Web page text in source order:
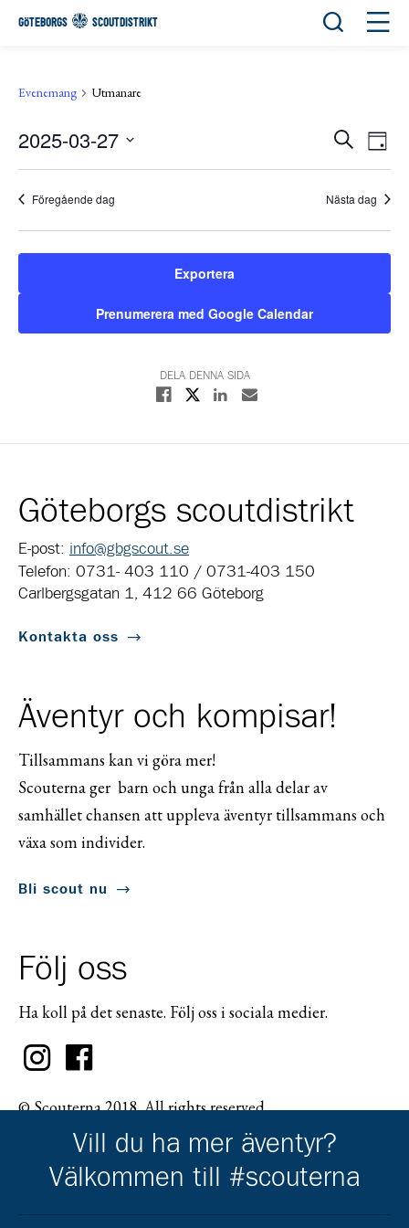
GÖTEBORGS SCOUTDISTRIKT Öppna
Evenemang Utmanare
Search
and
Views
Sök Day
2025-03-27
Välj
datum.
Föregående dag Nästa dag
Exportera
Prenumerera med Google Calendar
DELA DENNA SIDA
Dela på Facebook
Dela på XDela på Linkedin
Dela med E-post
Göteborgs scoutdistrikt
E-post: info@gbgscout.se
Telefon: 0731- 403 110 / 0731-403 150
Carlbergsgatan 1, 412 66 Göteborg
Kontakta oss
Äventyr och kompisar!
Tillsammans kan vi göra mer!
Scouterna ger barn och unga från alla delar av
samhället chansen att uppleva äventyr tillsammans och
växa som individer.
Bli scout nu
Följ oss
Ha koll på det senaste. Följ oss i sociala medier.
© Scouterna 2018. All rights reserved.
Vill du ha mer äventyr?
Välkommen till #scouterna